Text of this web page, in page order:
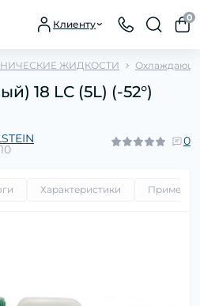
Клиенту
0
ЖИДКОСТИ
18 LC (5L) (-52°)
0
Характеристики